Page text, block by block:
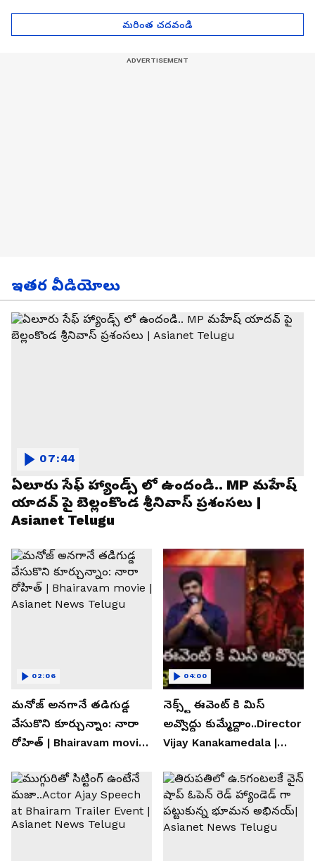
మరింత చదవండి
ఇతర వీడియోలు
ఏలూరు సేఫ్ హ్యాండ్స్ లో ఉందండి.. MP మహేష్
యాదవ్ పై బెల్లంకొండ శ్రీనివాస్ ప్రశంసలు |
Asianet Telugu
07:44
మనోజ్ అనగానే తడిగుడ్డ
వేసుకొని కూర్చున్నాం: నారా
రోహిత్ | Bhairavam movie |
02:06
నెక్స్ట్ ఈవెంట్ కి మిస్
అవ్వొద్దు కుమ్మేద్దాం..Director
Vijay Kanakamedala |
04:00